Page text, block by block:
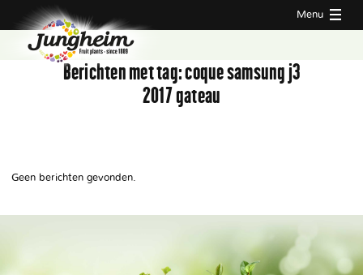
Menu
Berichten met tag:coque samsung j3
2017 gateau
Geen berichten gevonden.